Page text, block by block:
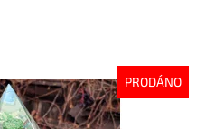
PRODÁNO